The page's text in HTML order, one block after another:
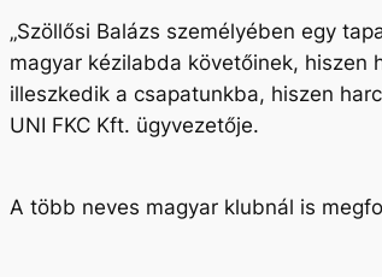
„Szöllősi Balázs személyében egy
magyar kézilabda követőinek, hiszen
illeszkedik a csapatunkba, hiszen
UNI FKC Kft. ügyvezetője.
A több neves magyar klubnál is